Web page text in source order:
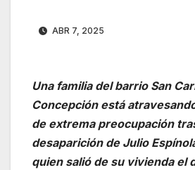
ABR 7, 2025
Una familia del barrio San
Concepción está
de extrema preocupación
desaparición de Julio
quien salió de su vivienda el